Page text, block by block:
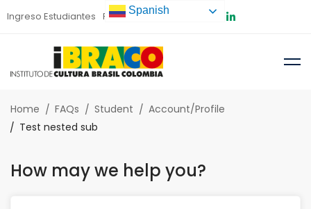
Ingreso Estudiantes Preinscripción
Home FAQs Student
Account/Profile
Test nested sub
How may we help you?
Spanish